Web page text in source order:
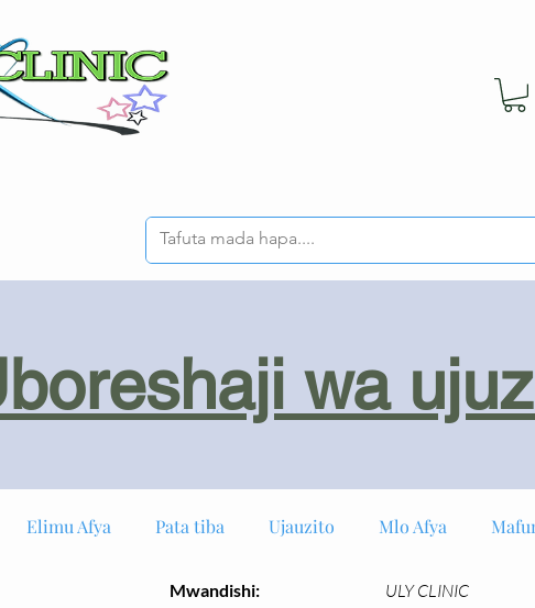
wa
Elimu Afya Pata tiba Ujauzito Mlo Afya
Mwandishi:
ULY CLINIC